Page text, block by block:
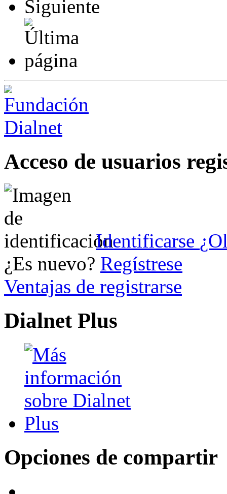
Acceso de usuarios
Identificarse
¿Es nuevo? Regístrese
Ventajas de registrarse
Dialnet Plus
Opciones de compartir